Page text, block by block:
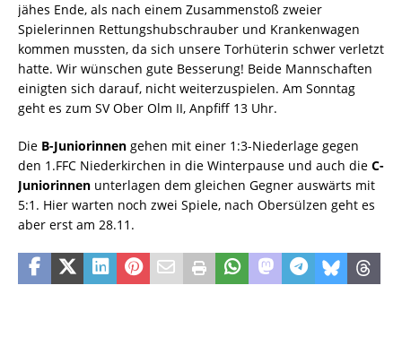
jähes Ende, als nach einem Zusammenstoß zweier
Spielerinnen Rettungshubschrauber und Krankenwagen
kommen mussten, da sich unsere Torhüterin schwer verletzt
hatte. Wir wünschen gute Besserung! Beide Mannschaften
einigten sich darauf, nicht weiterzuspielen. Am Sonntag
geht es zum SV Ober Olm II, Anpfiff 13 Uhr.
Die B-Juniorinnen gehen mit einer 1:3-Niederlage gegen
den 1.FFC Niederkirchen in die Winterpause und auch die C-
Juniorinnen unterlagen dem gleichen Gegner auswärts mit
5:1. Hier warten noch zwei Spiele, nach Obersülzen geht es
aber erst am 28.11.